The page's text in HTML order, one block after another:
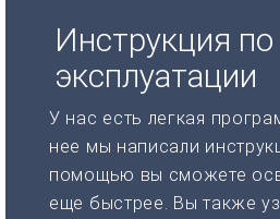
Инструкция по
эксплуатации
У нас есть легкая
нее мы написали
помощью вы сможете
еще быстрее. Вы также